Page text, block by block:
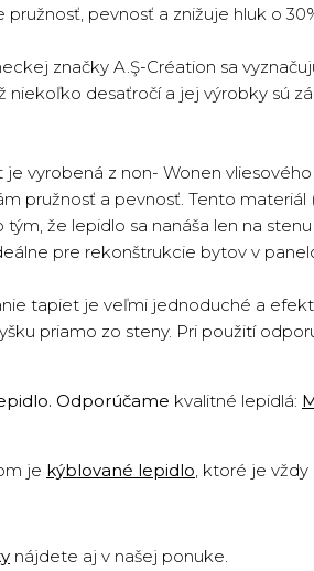
pevnosť a znižuje hluk o
značky A.Ş-Création sa
desaťročí a jej výrobky sú
vyrobená z non- Wonen
pružnosť a pevnosť. Tento materiál
že lepidlo sa nanáša len na
pre rekonštrukcie bytov v
tapiet je veľmi jednoduché a
priamo zo steny. Pri použití
Odporúčame kvalitné lepidlá:
je kýblované lepidlo, ktoré je vždy
nájdete aj v našej ponuke.